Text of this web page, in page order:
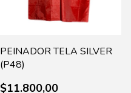
PEINADOR TELA SILVER
(P48)
$11.800,00